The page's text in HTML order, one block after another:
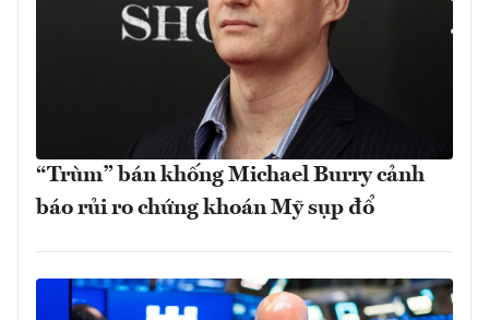
“Trùm” bán khống Michael Burry cảnh
báo rủi ro chứng khoán Mỹ sụp đổ